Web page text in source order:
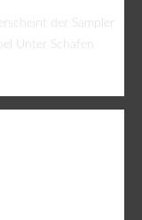
der Sampler
Unter Schafen